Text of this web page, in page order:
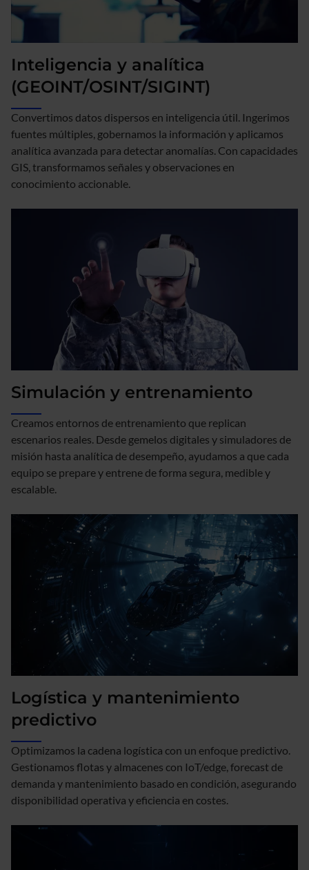
Inteligencia y analítica
(GEOINT/OSINT/SIGINT)
Convertimos datos dispersos en inteligencia útil. Ingerimos
fuentes múltiples, gobernamos la información y aplicamos
analítica avanzada para detectar anomalías. Con capacidades
GIS, transformamos señales y observaciones en
conocimiento accionable.
Simulación y entrenamiento
Creamos entornos de entrenamiento que replican
escenarios reales. Desde gemelos digitales y simuladores de
misión hasta analítica de desempeño, ayudamos a que cada
equipo se prepare y entrene de forma segura, medible y
escalable.
Logística y mantenimiento
predictivo
Optimizamos la cadena logística con un enfoque predictivo.
Gestionamos flotas y almacenes con IoT/edge, forecast de
demanda y mantenimiento basado en condición, asegurando
disponibilidad operativa y eficiencia en costes.